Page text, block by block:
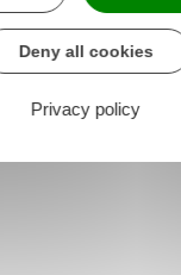
Deny all cookies
Privacy policy